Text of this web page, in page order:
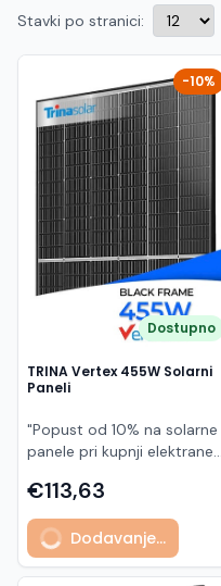
Hrvatski
MK Македонски
Stavki po stranici:
-10%
Dostupno
TRINA Vertex 455W Solarni
Paneli
"Popust od 10% na solarne
panele pri kupnji elektrane
Model TSM-455NEG9R.28
predstavlja napredni
glass/glass N-type solarni
modul s visokom
učinkovitošću, dugim
€113,63
Dodavanje...